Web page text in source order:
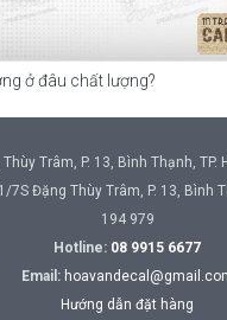
ở đâu chất lượng?
Trâm, P. 13, Bình Thạnh, TP.
1/7S Đặng Thùy Trâm, P. 13, Bình
194 979
Hotline: 08 9915 6677
Email:
Hướng dẫn đặt hàng